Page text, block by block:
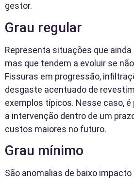
gestor.
Grau regular
Representa situações que
mas que tendem a evoluir se
Fissuras em progressão,
desgaste acentuado de
exemplos típicos. Nesse caso,
a intervenção dentro de um
custos maiores no futuro.
Grau mínimo
São anomalias de baixo impacto